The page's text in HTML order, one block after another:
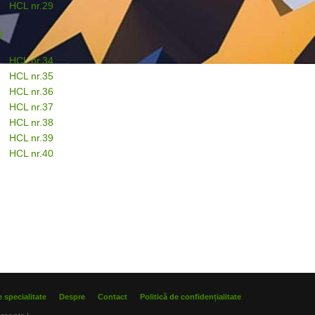
HCL nr.29
HCL nr.34
HCL nr.35
HCL nr.36
HCL nr.37
HCL nr.38
HCL nr.39
HCL nr.40
specialitate Despre Contact Politică de confidențialitate